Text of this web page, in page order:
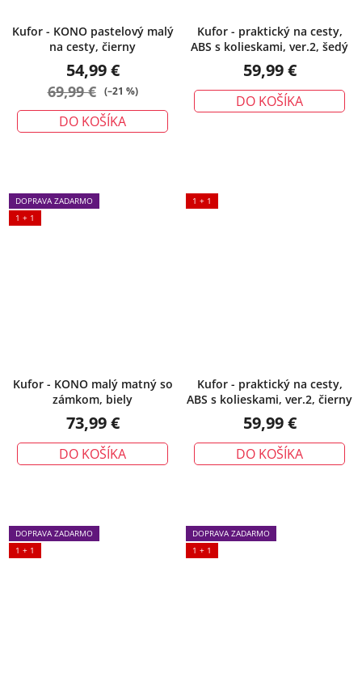
Kufor - KONO pastelový malý
na cesty, čierny
54,99 €
69,99 € (–21 %)
DO KOŠÍKA
Kufor - praktický na cesty,
ABS s kolieskami, ver.2, šedý
59,99 €
DO KOŠÍKA
DOPRAVA ZADARMO
1 + 1
Kufor - KONO malý matný so
zámkom, biely
73,99 €
DO KOŠÍKA
1 + 1
Kufor - praktický na cesty,
ABS s kolieskami, ver.2, čierny
59,99 €
DO KOŠÍKA
DOPRAVA ZADARMO
1 + 1
DOPRAVA ZADARMO
1 + 1